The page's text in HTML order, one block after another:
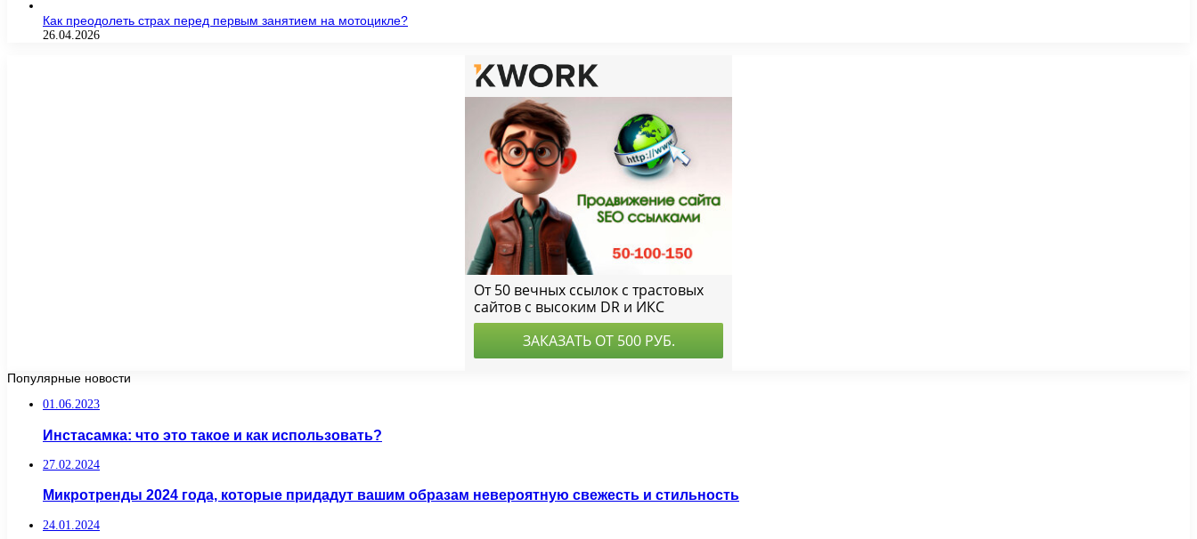
Как преодолеть страх перед первым занятием на мотоцикле?
26.04.2026
Популярные новости
01.06.2023
Инстасамка: что это такое и как использовать?
27.02.2024
Микротренды 2024 года, которые придадут вашим образам невероятную свежесть и стильность
24.01.2024